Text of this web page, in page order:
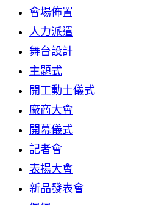
會場佈置
人力派遣
舞台設計
主題式
開工動土儀式
廠商大會
開幕儀式
記者會
表揚大會
新品發表會